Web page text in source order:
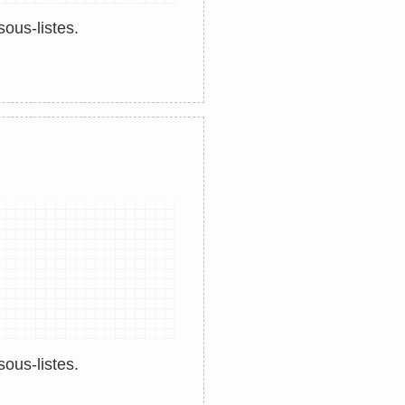
listes.
listes.